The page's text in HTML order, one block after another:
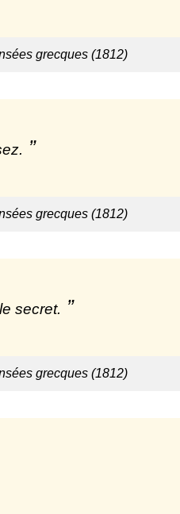
grecques (1812)
grecques (1812)
secret.
grecques (1812)